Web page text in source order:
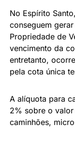
No Espírito
conseguem
Propriedade de
vencimento da
entretanto,
pela cota única
A alíquota para
2% sobre o
caminhões,